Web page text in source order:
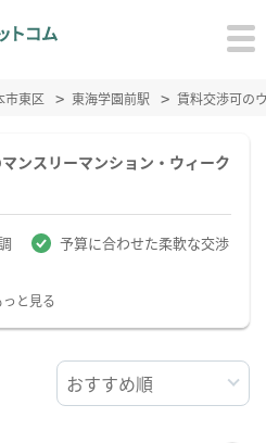
市東区 東海学園前駅 賃料交渉可の
ンスリーマンション・ウィーク
予算に合わせた柔軟な交渉
っと見る